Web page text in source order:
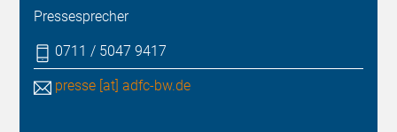
Pressesprecher
0711 / 5047 9417
presse [at] adfc-bw.de